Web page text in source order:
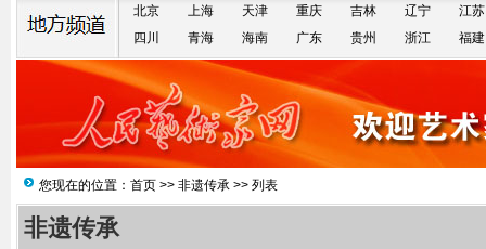
北京 上海 天津 重庆 吉林 辽宁
江苏
四川
青海 海南 广东 贵州 浙江 福建
您现在的位置： 首页 >> 非遗传承 >> 列表
非遗传承